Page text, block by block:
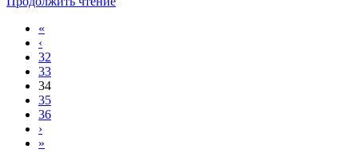
«
‹
32
33
34
35
36
›
»